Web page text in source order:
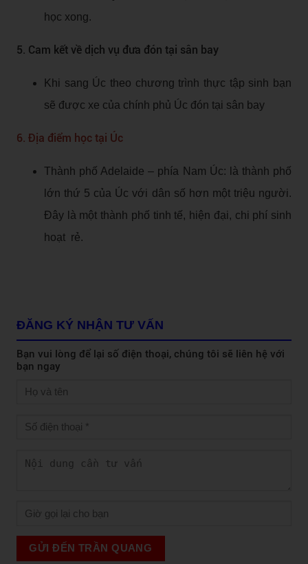
học xong.
5. Cam kết về dịch vụ đưa đón tại sân bay
Khi sang Úc theo chương trình thực tập sinh bạn
sẽ được xe của chính phủ Úc đón tại sân bay
6. Địa điểm học tại Úc
Thành phố Adelaide – phía Nam Úc: là thành phố
lớn thứ 5 của Úc với dân số hơn một triệu người.
Đây là một thành phố tinh tế, hiện đại, chi phí sinh
hoạt rẻ.
ĐĂNG KÝ NHẬN TƯ VẤN
Bạn vui lòng để lại số điện thoại, chúng tôi sẽ liên hệ với
bạn ngay
GỬI ĐẾN TRẦN QUANG